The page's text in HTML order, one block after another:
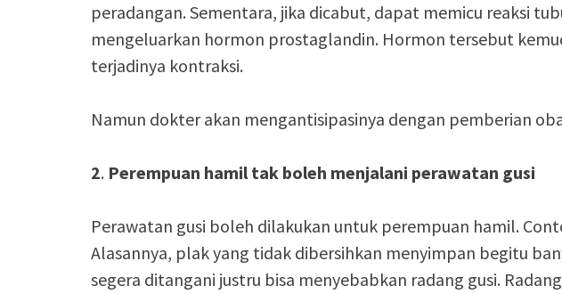
peradangan. Sementara, jika dicabut, dapat memicu reaksi
mengeluarkan hormon prostaglandin. Hormon tersebut
terjadinya kontraksi.
Namun dokter akan mengantisipasinya dengan pemberian
2. Perempuan hamil tak boleh menjalani perawatan gusi
Perawatan gusi boleh dilakukan untuk perempuan hamil.
Alasannya, plak yang tidak dibersihkan menyimpan begitu
segera ditangani justru bisa menyebabkan radang gusi.